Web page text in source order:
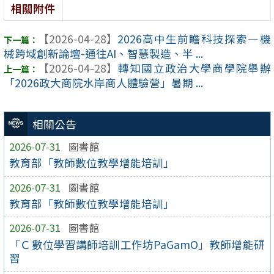
相關公告
2026-07-31 圖書館
教育部「教師數位教學增能培訓」
2026-07-31 圖書館
教育部「教師數位教學增能培訓」
2026-07-31 圖書館
「Ｃ數位學習講師培訓工作坊PaGamO」教師增能研
習
相關附件
【2026-04-28】 2026高中生前瞻科技探索—機
械跨域創新論壇-通往AI、智慧製造、半 ...
【2026-04-28】 轉知國立政治大學商學院舉辦
「2026政大商院水岸商人體驗營」暑期 ...